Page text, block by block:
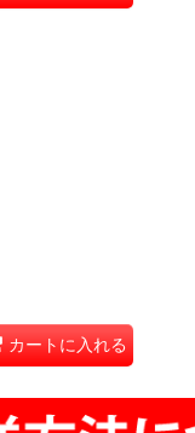
カートに入れる